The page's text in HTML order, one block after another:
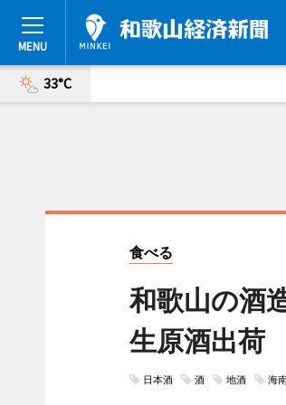
33°C
食べる
和歌山の酒
生原酒出荷
日本酒 酒 地酒 海